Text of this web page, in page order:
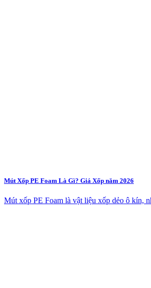
Mút Xốp PE Foam Là Gì? Giá Xốp năm 2026
Mút xốp PE Foam là vật liệu xốp dẻo ô kín,